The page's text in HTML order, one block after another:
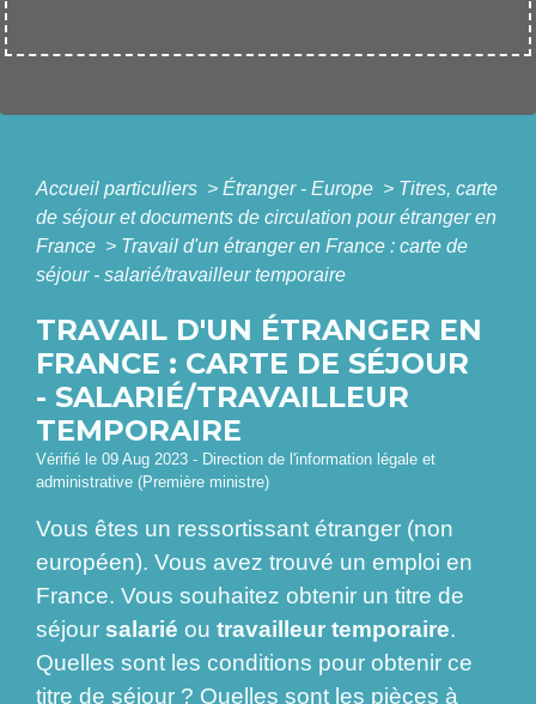
Accueil particuliers > Étranger - Europe > Titres, carte
de séjour et documents de circulation pour étranger en
France > Travail d'un étranger en France : carte de
séjour - salarié/travailleur temporaire
TRAVAIL D'UN ÉTRANGER EN
FRANCE : CARTE DE SÉJOUR
- SALARIÉ/TRAVAILLEUR
TEMPORAIRE
Vérifié le 09 Aug 2023 - Direction de l'information légale et
administrative (Première ministre)
Vous êtes un ressortissant étranger (non
européen). Vous avez trouvé un emploi en
France. Vous souhaitez obtenir un titre de
séjour salarié ou travailleur temporaire.
Quelles sont les conditions pour obtenir ce
titre de séjour ? Quelles sont les pièces à